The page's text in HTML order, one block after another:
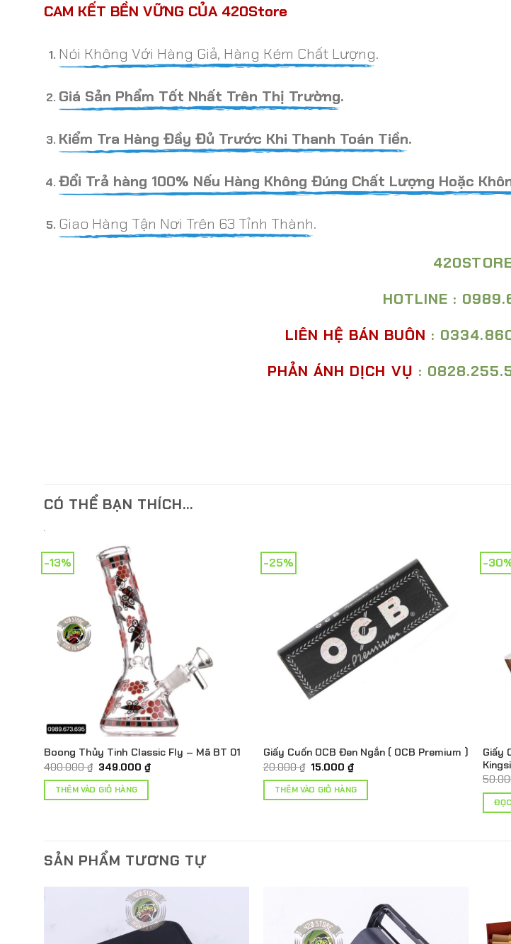
CAM KẾT BỀN VỮNG CỦA 420Store
Nói Không Với Hàng Giả, Hàng Kém Chất Lượng.
Giá Sản Phẩm Tốt Nhất Trên Thị Trường.
Kiểm Tra Hàng Đầy Đủ Trước Khi Thanh Toán Tiền.
Đổi Trả hàng 100% Nếu Hàng Không Đúng Chất Lượng Hoặc
Giao Hàng Tận Nơi Trên 63 Tỉnh Thành.
HOTLINE :
LIÊN HỆ BÁN BUÔN :
PHẢN ÁNH DỊCH VỤ :
CÓ THỂ BẠN THÍCH…
-13%
Boong Thủy Tinh Classic Fly – Mã BT 01
400.000₫ Giá
là:
400.000 ₫.
349.000₫Giá
THÊM VÀO GIỎ HÀNG
-25%
Giấy Cuốn OCB Đen Ngắn ( OCB Premium )
20.000₫ Giá
là:
20.000 ₫.
15.000₫Giá
tại
là:
THÊM VÀO GIỎ HÀNG
-
Giấy
SẢN PHẨM TƯƠNG TỰ